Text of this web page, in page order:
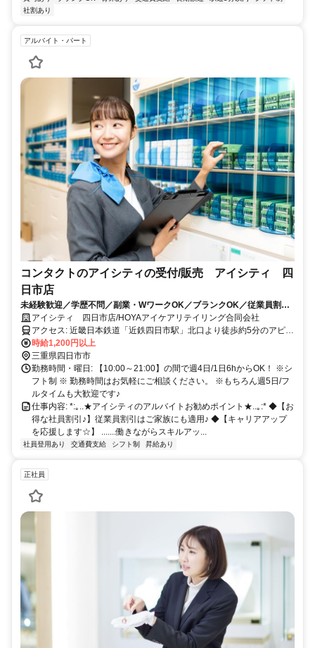
社割あり
アルバイト・パート
コンタクトのアイシティの受付/販売 アイシティ 四
日市店
未経験歓迎／学歴不問／副業・WワークOK／ブランクOK／従業員割引
／待遇充実／昇給あり（年2回）／交通費規定支給
アイシティ 四日市店/HOYAアイケアリテイリング合同会社
アクセス: 近畿日本鉄道「近鉄四日市駅」北口より徒歩約5分のアピタ
四日市店2F
時給1,200円以上
三重県四日市市
勤務時間・曜日: 【10:00～21:00】の間で週4日/1日6hからOK！ ※シ
フト制 ※ 勤務時間はお気軽にご相談ください。 ※もちろん週5日/フ
ルタイムも大歓迎です♪
仕事内容: *:｡..★アイシティのアルバイトお勧めポイント★..｡:* ◆【お
得な社員割引♪】従業員割引はご家族にも適用♪ ◆【キャリアアップ
を応援します☆】 .......働きながらスキルアッ...
社員登用あり 交通費支給 シフト制 昇給あり
正社員